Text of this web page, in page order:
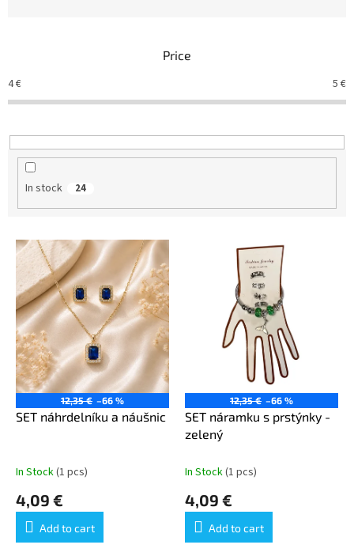
t
s
o
t
Price
4€ 5 €
In stock 24
p
12,35 € –66 %
SET náhrdelníku a náušnic
In Stock(1 pcs)
4,09 €
Add to cart
12,35 € –66 %
SET náramku s prstýnky -
zelený
In Stock(1 pcs)
4,09 €
Add to cart